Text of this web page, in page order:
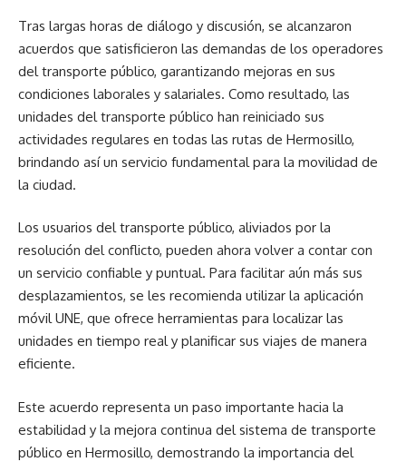
Tras largas horas de diálogo y discusión, se alcanzaron
acuerdos que satisficieron las demandas de los operadores
del transporte público, garantizando mejoras en sus
condiciones laborales y salariales. Como resultado, las
unidades del transporte público han reiniciado sus
actividades regulares en todas las rutas de Hermosillo,
brindando así un servicio fundamental para la movilidad de
la ciudad.
Los usuarios del transporte público, aliviados por la
resolución del conflicto, pueden ahora volver a contar con
un servicio confiable y puntual. Para facilitar aún más sus
desplazamientos, se les recomienda utilizar la aplicación
móvil UNE, que ofrece herramientas para localizar las
unidades en tiempo real y planificar sus viajes de manera
eficiente.
Este acuerdo representa un paso importante hacia la
estabilidad y la mejora continua del sistema de transporte
público en Hermosillo, demostrando la importancia del